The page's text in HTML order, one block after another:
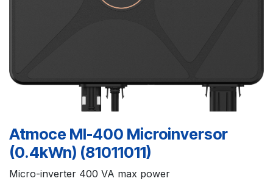
Atmoce MI-400 Microinversor
(0.4kWn) (81011011)
Micro-inverter 400 VA max power